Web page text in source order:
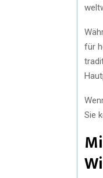
für
Sie